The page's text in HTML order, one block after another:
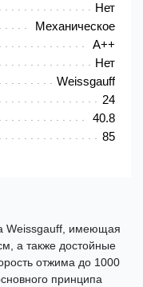
Нет
Механическое
A++
Нет
Weissgauff
24
40.8
85
Weissgauff, имеющая
а также достойные
отжима до 1000
принципа